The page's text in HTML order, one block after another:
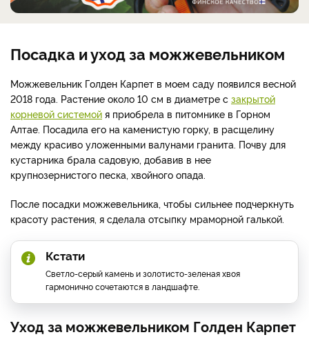
Посадка и уход за можжевельником
Можжевельник Голден Карпет в моем саду появился весной
2018 года. Растение около 10 см в диаметре с закрытой
корневой системой я приобрела в питомнике в Горном
Алтае. Посадила его на каменистую горку, в расщелину
между красиво уложенными валунами гранита. Почву для
кустарника брала садовую, добавив в нее
крупнозернистого песка, хвойного опада.
После посадки можжевельника, чтобы сильнее подчеркнуть
красоту растения, я сделала отсыпку мраморной галькой.
Кстати
Светло-серый камень и золотисто-зеленая хвоя
гармонично сочетаются в ландшафте.
Уход за можжевельником Голден Карпет